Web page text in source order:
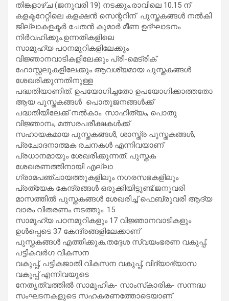
തിങ്കളാഴ്ച (ജനുവരി 19) നടക്കും.രാവിലെ 10.15 ന്
കളക്ടറേറ്റിലെ കളക്ഷൻ സെന്ററിന് പുസ്തകങ്ങൾ നൽകി
ജില്ലാകളക്ടർ ചേതൻ കുമാർ മീണ ഉദ്ഘാടനം
നിർവഹിക്കും.ഉന്നതികളിലെ
സാമൂഹ്യ പഠനമുറികളിലേക്കും
വിജ്ഞാനവാടികളിലേക്കും പ്രീ-മെട്രിക്
ഹോസ്റ്റലുകളിലേക്കും ആവശ്യമായ പുസ്തകങ്ങൾ
ശേഖരിക്കുന്നതിനുള്ള
പദ്ധതിയാണിത്. ഉപയോഗിച്ചതോ ഉപയോഗിക്കാത്തതോ
ആയ പുസ്തകങ്ങൾ പൊതുജനങ്ങൾക്ക്
പദ്ധതിയിലേക്ക് നൽകാം. സാഹിത്യം, പൊതു
വിജ്ഞാനം, മത്സരപരീക്ഷകൾക്ക്
സഹായകമായ പുസ്തകങ്ങൾ, ശാസ്ത്ര പുസ്തകങ്ങൾ,
പ്രചോദനാത്മക രചനകൾ എന്നിവയാണ്
പ്രധാനമായും ശേഖരിക്കുന്നത്. പുസ്തക
ശേഖരണത്തിനായി എല്ലാ
ഗ്രാമപഞ്ചായത്തുകളിലും നഗരസഭകളിലും
പ്രത്യേക കേന്ദ്രങ്ങൾ ഒരുക്കിയിട്ടുണ്ട്.ജനുവരി
മാസത്തിൽ പുസ്തകങ്ങൾ ശേഖരിച്ച് ഫെബ്രുവരി ആദ്യ
വാരം വിതരണം നടത്തും. 15
സാമൂഹ്യ പഠനമുറികളും 17 വിജ്ഞാനവാടികളും
ഉൾപ്പെടെ 37 കേന്ദ്രങ്ങളിലേക്കാണ്
പുസ്തകങ്ങൾ എത്തിക്കുക.തദ്ദേശ സ്വയംഭരണ വകുപ്പ്,
പട്ടികവർഗ വികസന
വകുപ്പ്, പട്ടികജാതി വികസന വകുപ്പ്, വിദ്യാഭ്യാസ
വകുപ്പ് എന്നിവയുടെ
നേതൃത്വത്തിൽ സാമൂഹിക- സാംസ്‌കാരിക- സന്നദ്ധ
സംഘടനകളുടെ സഹകരണത്തോടെയാണ്